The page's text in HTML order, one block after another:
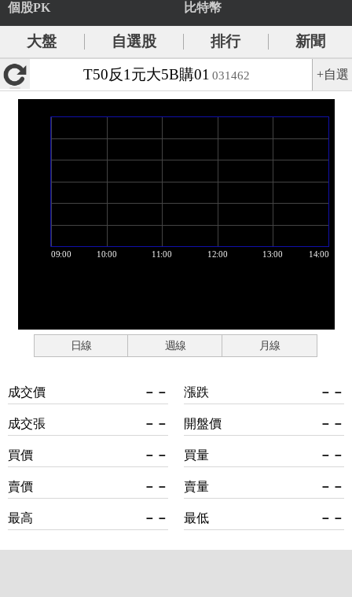
個股PK 比特幣
大盤 自選股 排行
新聞
T50反1元大5B購01 031462 +自選
日線 週線 月線
成交價 －－
成交張 －－
買價 －－
賣價 －－
最高 －－
漲跌 －－
開盤價 －－
買量 －－
賣量 －－
最低 －－